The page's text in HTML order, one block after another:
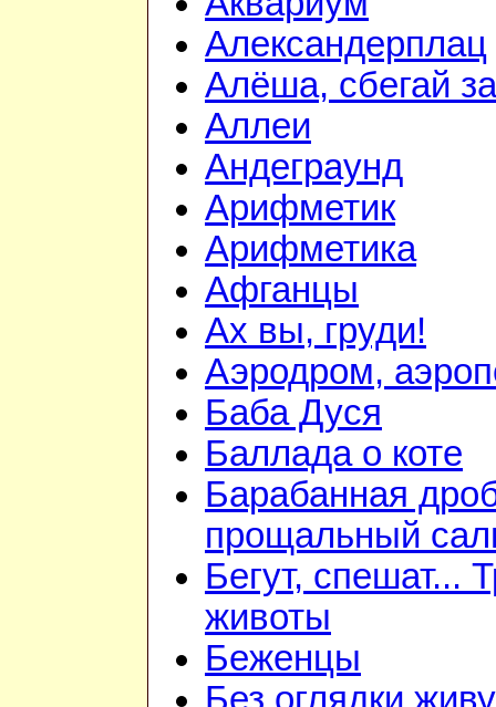
Александерплац
Алёша, сбегай
Аллеи
Андеграунд
Арифметик
Арифметика
Афганцы
Ах вы, груди!
Аэродром,
Баба Дуся
Баллада о коте
Барабанная
прощальный
Бегут, спешат...
животы
Беженцы